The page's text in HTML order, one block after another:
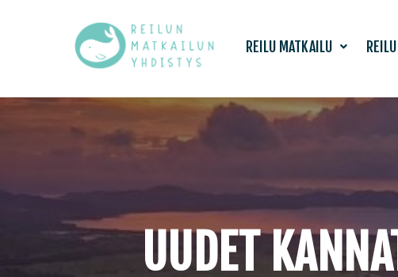
REILU MATKAILU
UUDET